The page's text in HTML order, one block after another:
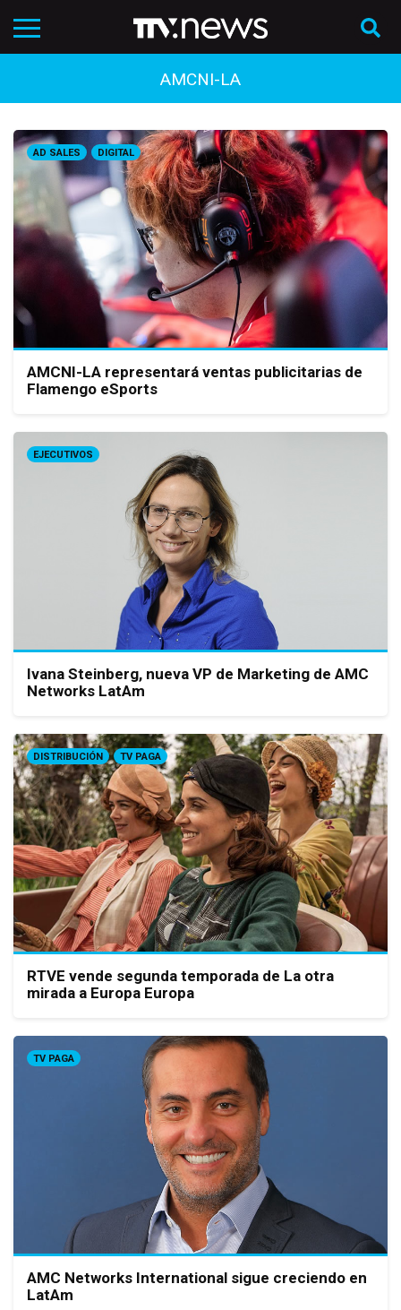
AMCNI-LA
AD SALES DIGITAL
AMCNI-LA representará ventas publicitarias de
Flamengo eSports
EJECUTIVOS
Ivana Steinberg, nueva VP de Marketing de AMC
Networks LatAm
DISTRIBUCIÓN TV PAGA
RTVE vende segunda temporada de La otra
mirada a Europa Europa
TV PAGA
AMC Networks International sigue creciendo en
LatAm